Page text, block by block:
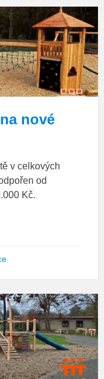
nové
v celkových
od
Kč.